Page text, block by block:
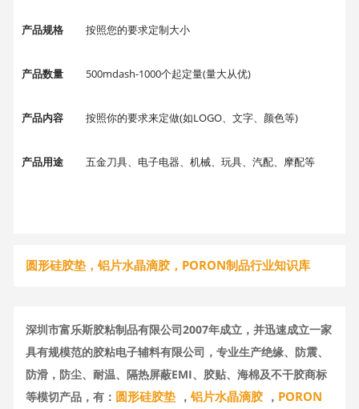
产品规格 按照您的要求定制大小
产品数量 500mdash-1000个起定量(量大从优)
产品内容 按照你的要求来定做(如LOGO、文字、颜色等)
产品用途 五金刀具、电子电器、机械、玩具、汽配、摩配等
圆形硅胶垫，铝片水晶滴胶，PORON制品行业知识库
深圳市富乐斯胶粘制品有限公司2007年成立，并迅速成立一家
具有规模范的胶粘电子辅料有限公司，专业生产绝缘、防震、
防滑，防尘、耐温、隔热屏蔽EMI、胶贴、海棉及不干胶商标
等模切产品，有： 圆形硅胶垫 ，铝片水晶滴胶 ， PORON